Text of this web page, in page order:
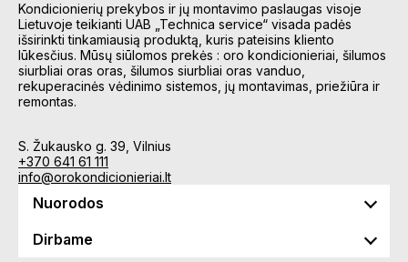
Kondicionierių prekybos ir jų montavimo paslaugas visoje
Lietuvoje teikianti UAB „Technica service“ visada padės
išsirinkti tinkamiausią produktą, kuris pateisins kliento
lūkesčius. Mūsų siūlomos prekės : oro kondicionieriai, šilumos
siurbliai oras oras, šilumos siurbliai oras vanduo,
rekuperacinės vėdinimo sistemos, jų montavimas, priežiūra ir
remontas.
S. Žukausko g. 39, Vilnius
+370 641 61 111
info@orokondicionieriai.lt
Nuorodos
Dirbame